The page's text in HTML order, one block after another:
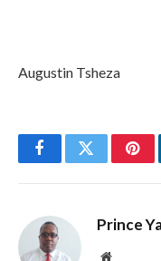
Augustin Tsheza
FacebookTwitter
Prince
Website